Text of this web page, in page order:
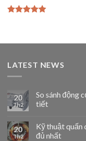
LATEST NEWS
20
Th2
So sánh động
tiết
20
Th2
Kỹ thuật quấn
đủ nhất